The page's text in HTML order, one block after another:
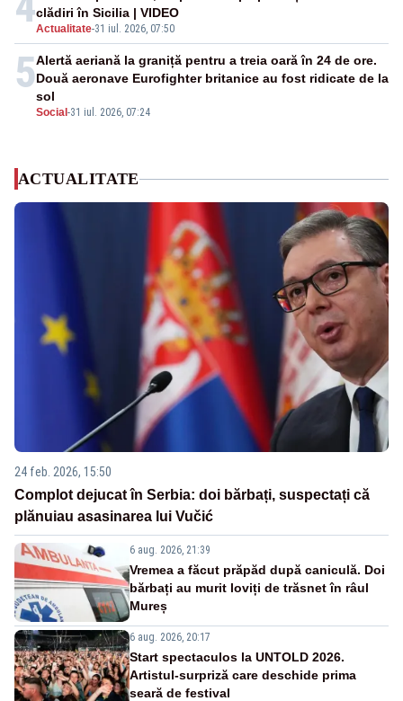
Actualitate-31 iul. 2026, 07:50
clădiri în Sicilia | VIDEO
5
Social -31 iul. 2026, 07:24
Alertă aeriană la graniță pentru a treia oară în 24 de ore.
Două aeronave Eurofighter britanice au fost ridicate de la
sol
ACTUALITATE
24 feb. 2026, 15:50
Complot dejucat în Serbia: doi bărbați, suspectați că
plănuiau asasinarea lui Vučić
6 aug. 2026, 21:39
Vremea a făcut prăpăd după caniculă. Doi
bărbați au murit loviți de trăsnet în râul
Mureș
6 aug. 2026, 20:17
Start spectaculos la UNTOLD 2026.
Artistul-surpriză care deschide prima
seară de festival